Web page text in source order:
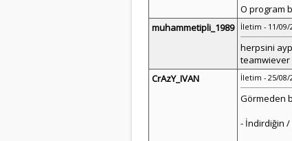
O program
muhammetipli_1989
İletim - 11/09/
herpsini
teamwiever
CrAzY_IVAN
İletim - 25/08/
Görmeden
- İndirdiğin /